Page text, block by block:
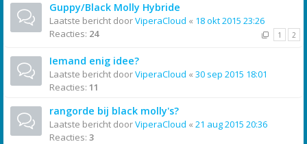
Guppy/Black Molly Hybride
Laatste bericht doorViperaCloud « 18 okt 2015 23:26
Reacties: 24 1 2
Iemand enig idee?
Laatste bericht doorViperaCloud « 30 sep 2015 18:01
Reacties: 11
rangorde bij black molly's?
Laatste bericht doorViperaCloud « 21 aug 2015 20:36
Reacties: 3